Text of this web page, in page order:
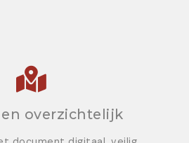
overzichtelijk